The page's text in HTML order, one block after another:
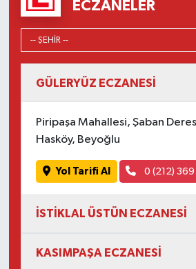
ECZANELER
GÜLERYÜZ ECZANESİ
Piripaşa Mahallesi, Şaban
Hasköy, Beyoğlu
Yol Tarifi Al 0 (212)
İSTİKLAL ÜSTÜN ECZANESİ
KASIMPAŞA ECZANESİ